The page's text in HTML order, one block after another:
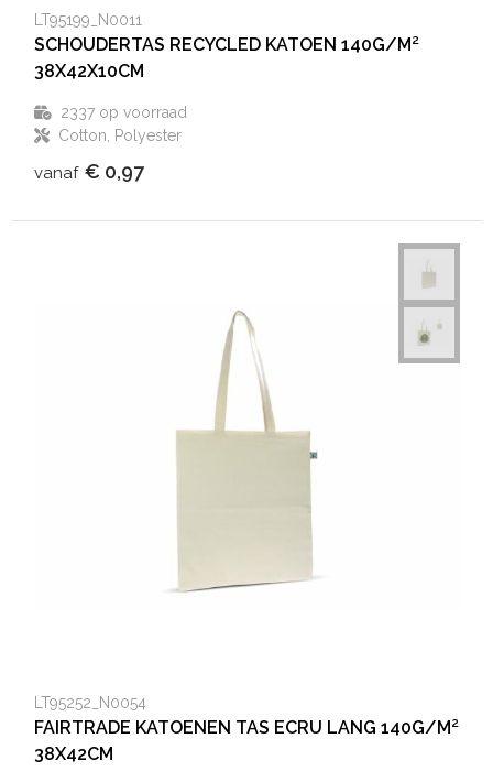
LT95199_N0011
SCHOUDERTAS RECYCLED KATOEN 140G/M²
38X42X10CM
2337op voorraad
Cotton, Polyester
vanaf € 0,97
LT95252_N0054
FAIRTRADE KATOENEN TAS ECRU LANG 140G/M²
38X42CM